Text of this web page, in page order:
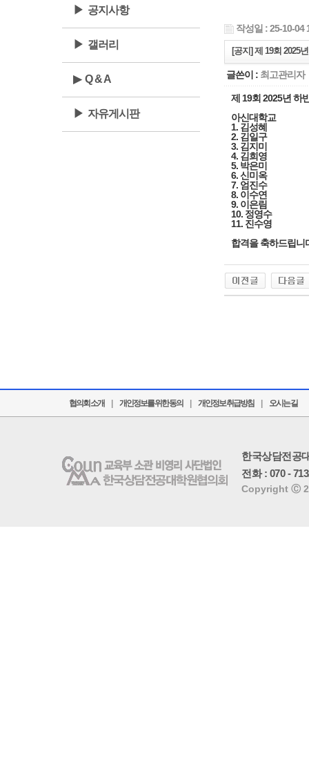
▶ 공지사항
▶ 갤러리
▶ Q & A
▶ 자유게시판
작성일 : 25-10-04
[공지] 제 19회 2025
글쓴이 : 최고관리자
제 19회 2025년 하
아신대학교
1. 김성혜
2. 김일구
3. 김지미
4. 김희영
5. 박은미
6. 신미옥
7. 엄진수
8. 이수연
9. 이은림
10. 정영수
11. 진수영
합격을 축하드립니
협의회 소개 개인정보를 위한 동의 개인정보 취급방침 오시는 길
한국상담전공
전화 : 070 -
Copyright Ⓒ